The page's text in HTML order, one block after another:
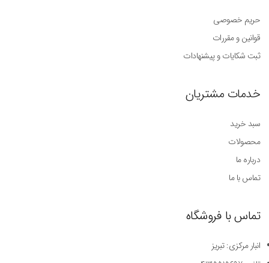
حریم خصوصی
قوانین و مقررات
ثبت شکایات و پیشنهادات
خدمات مشتریان
سبد خرید
محصولات
درباره ما
تماس با ما
تماس با فروشگاه
انبار مرکزی: تبریز